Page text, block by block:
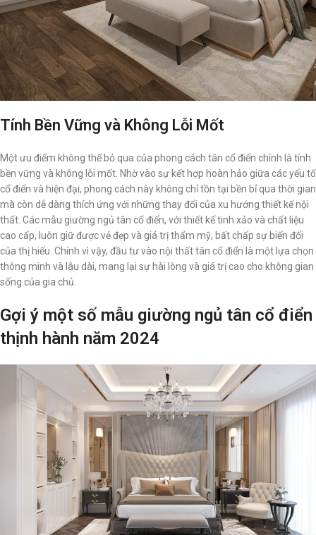
Tính Bền Vững và Không Lỗi Mốt
Một ưu điểm không thể bỏ qua của phong cách tân cổ điển chính là tính
bền vững và không lỗi mốt. Nhờ vào sự kết hợp hoàn hảo giữa các yếu tố
cổ điển và hiện đại, phong cách này không chỉ tồn tại bền bỉ qua thời gian
mà còn dễ dàng thích ứng với những thay đổi của xu hướng thiết kế nội
thất. Các mẫu giường ngủ tân cổ điển, với thiết kế tinh xảo và chất liệu
cao cấp, luôn giữ được vẻ đẹp và giá trị thẩm mỹ, bất chấp sự biến đổi
của thị hiếu. Chính vì vậy, đầu tư vào nội thất tân cổ điển là một lựa chọn
thông minh và lâu dài, mang lại sự hài lòng và giá trị cao cho không gian
sống của gia chủ.
Gợi ý một số mẫu giường ngủ tân cổ điển
thịnh hành năm 2024